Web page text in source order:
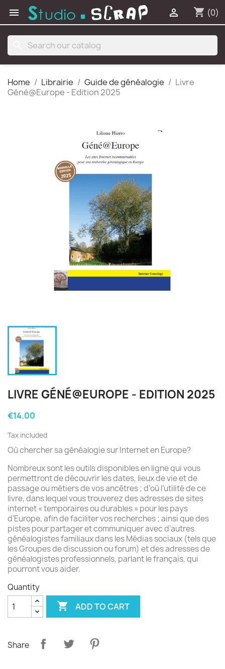
 shopping_cart (0)

Home Librairie Guide de généalogie
Livre
Géné@Europe - Edition 2025
LIVRE GÉNÉ@EUROPE - EDITION 2025
€14.00
Tax included
Où chercher sa généalogie sur Internet en Europe?
Nombreux sont les outils disponibles en ligne qui vous
permettront de découvrir les dates, lieux de vie et de
passage ou métiers de vos ancêtres ; d’où l’utilité de ce
livre, dans lequel vous trouverez des adresses de sites
internet « temporaires ou durables » pour les pays
d’Europe, afin de faciliter vos recherches ; ainsi que des
pistes pour partager et communiquer avec d’autres
généalogistes familiaux dans les Médias sociaux (tels que
les Groupes de discussion ou forum) et des adresses de
généalogistes professionnels, parlant le français, qui
pourront vous aider.
Quantity
 ADD TO CART
Share